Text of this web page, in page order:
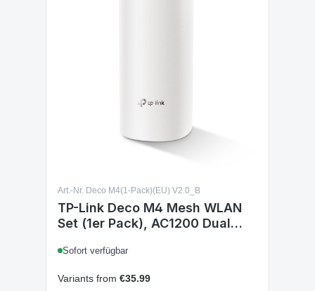
Art.-Nr. Deco M4(1-Pack)(EU) V2.0_B
TP-Link Deco M4 Mesh WLAN
Set (1er Pack), AC1200 Dual
Gigabit Ports, Zusatzeinheit,
Schlafzimmern, Umfassender
Sofort verfügbar
Variants from €35.99